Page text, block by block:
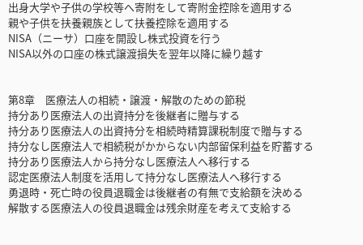
出身大学や子供の学校等へ寄附をして寄附金控除を適用する
親や子供を扶養親族として扶養控除を適用する
NISA（ニーサ）口座を開設し株式投資を行う
NISA以外の口座の株式譲渡損失を翌年以降に繰り越す
第8章 医療法人の相続・譲渡・解散のための節税
持分あり医療法人の出資持分を後継者に贈与する
持分あり医療法人の出資持分を相続時精算課税制度で贈与する
持分なし医療法人で相続税がかからない内部留保利益を貯蓄する
持分あり医療法人から持分なし医療法人へ移行する
認定医療法人制度を活用して持分なし医療法人へ移行する
勇退時・死亡時の役員退職金は後継者の有無で支給額を決める
解散する医療法人の役員退職金は残余財産を考えて支給する